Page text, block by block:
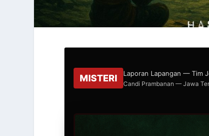
MISTERI Laporan Lapangan — Tim
Candi Prambanan — Jawa